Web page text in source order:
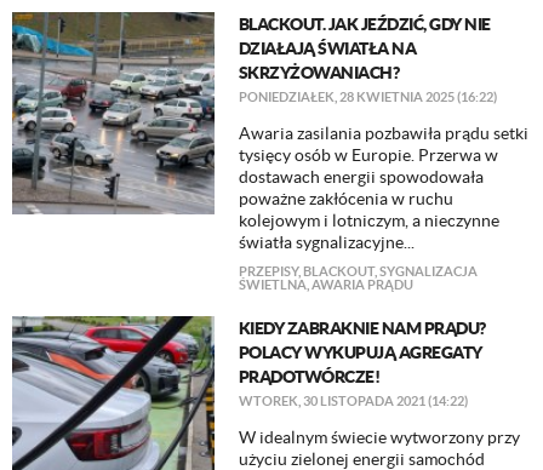
BLACKOUT. JAK JEŹDZIĆ, GDY NIE
DZIAŁAJĄ ŚWIATŁA NA
SKRZYŻOWANIACH?
PONIEDZIAŁEK, 28 KWIETNIA 2025 (16:22)
Awaria zasilania pozbawiła prądu setki
tysięcy osób w Europie. Przerwa w
dostawach energii spowodowała
poważne zakłócenia w ruchu
kolejowym i lotniczym, a nieczynne
światła sygnalizacyjne...
PRZEPISY, BLACKOUT, SYGNALIZACJA
ŚWIETLNA AWARIA PRĄDU
KIEDY ZABRAKNIE NAM PRĄDU?
POLACY WYKUPUJĄ AGREGATY
PRĄDOTWÓRCZE!
WTOREK, 30 LISTOPADA 2021 (14:22)
​W idealnym świecie wytworzony przy
użyciu zielonej energii samochód